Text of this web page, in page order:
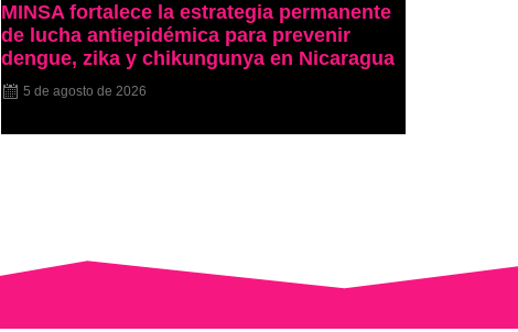
MINSA fortalece la estrategia permanente
de lucha antiepidémica para prevenir
dengue, zika y chikungunya en Nicaragua
5 de agosto de 2026